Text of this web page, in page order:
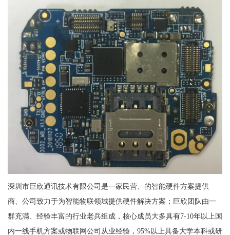
深圳市巨欣通讯技术有限公司是一家民营、的智能硬件方案提供
商、公司致力于为智能物联领域提供硬件解决方案；巨欣团队由一
群充满、经验丰富的行业老兵组成，核心成员大多具有7-10年以上国
内一线手机方案或物联网公司从业经验，95%以上具备大学本科或研